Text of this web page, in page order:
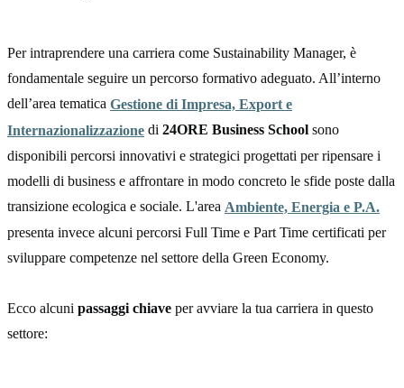
Per intraprendere una carriera come Sustainability Manager, è
fondamentale seguire un percorso formativo adeguato. All’interno
dell’area tematica Gestione di Impresa, Export e
Internazionalizzazione di 24ORE Business School sono
disponibili percorsi innovativi e strategici progettati per ripensare i
modelli di business e affrontare in modo concreto le sfide poste dalla
transizione ecologica e sociale. L'area Ambiente, Energia e P.A.
presenta invece alcuni percorsi Full Time e Part Time certificati per
sviluppare competenze nel settore della Green Economy.
Ecco alcuni passaggi chiave per avviare la tua carriera in questo
settore: